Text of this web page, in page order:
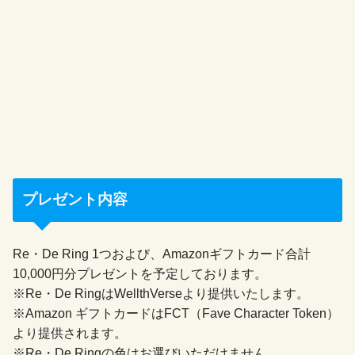
プレゼント内容
Re・De Ring 1つおよび、Amazonギフトカード合計
10,000円分プレゼントを予定しております。
※Re・De RingはWellthVerseより提供いたします。
※Amazon ギフトカードはFCT（Fave Character Token）
より提供されます。